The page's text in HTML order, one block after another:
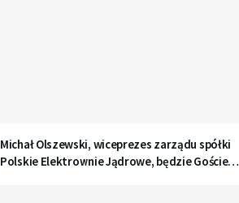
Michał Olszewski, wiceprezes zarządu spółki
Polskie Elektrownie Jądrowe, będzie Gościem